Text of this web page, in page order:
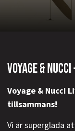
VOYAGE &
Voyage & Nucci
tillsammans!
Vi är superglada